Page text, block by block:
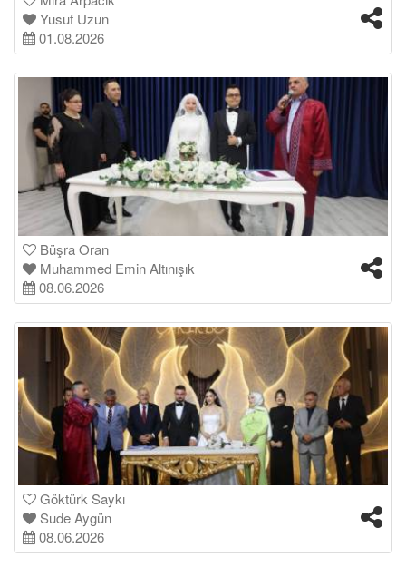
Yusuf Uzun
01.08.2026
Büşra Oran
Muhammed Emin Altınışık
08.06.2026
Göktürk Saykı
Sude Aygün
08.06.2026